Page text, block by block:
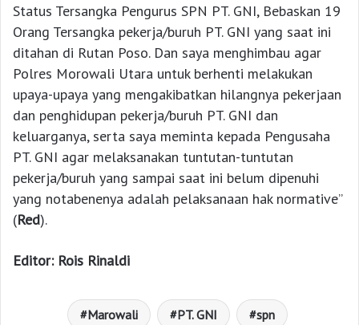
Status Tersangka Pengurus SPN PT. GNI, Bebaskan 19
Orang Tersangka pekerja/buruh PT. GNI yang saat ini
ditahan di Rutan Poso. Dan saya menghimbau agar
Polres Morowali Utara untuk berhenti melakukan
upaya-upaya yang mengakibatkan hilangnya pekerjaan
dan penghidupan pekerja/buruh PT. GNI dan
keluarganya, serta saya meminta kepada Pengusaha
PT. GNI agar melaksanakan tuntutan-tuntutan
pekerja/buruh yang sampai saat ini belum dipenuhi
yang notabenenya adalah pelaksanaan hak normative”
(Red).
Editor: Rois Rinaldi
Marowali PT. GNI spn